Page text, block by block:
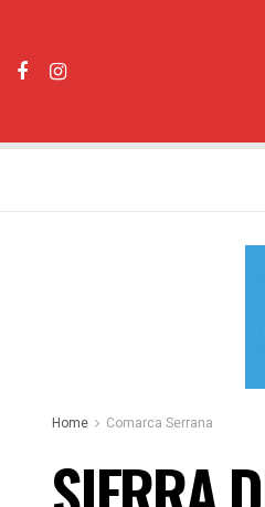
Home Comarca Serrana